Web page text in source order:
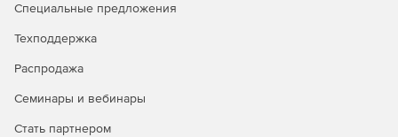
Специальные предложения
Техподдержка
Распродажа
Семинары и вебинары
Стать партнером